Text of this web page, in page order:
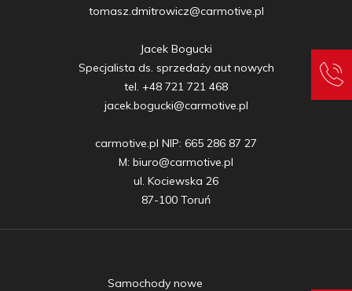
tomasz.dmitrowicz@carmotive.pl
Jacek Bogucki
Specjalista ds. sprzedaży aut nowych
tel. +48 721 721 468
jacek.bogucki@carmotive.pl
carmotive.pl NIP: 665 286 87 27
M: biuro@carmotive.pl
ul. Kociewska 26
87-100 Toruń
Samochody nowe